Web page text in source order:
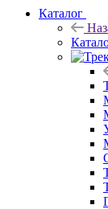
Каталог